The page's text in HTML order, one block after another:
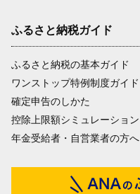
ふるさと納税ガイド
ふるさと納税の基本ガイド
ワンストップ特例制度ガイド
確定申告のしかた
控除上限額シミュレーション
年金受給者・自営業者の方へ